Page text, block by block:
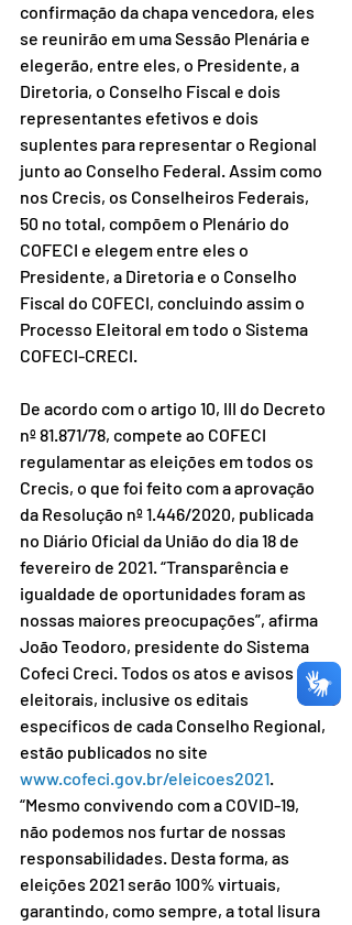
confirmação da chapa vencedora, eles
se reunirão em uma Sessão Plenária e
elegerão, entre eles, o Presidente, a
Diretoria, o Conselho Fiscal e dois
representantes efetivos e dois
suplentes para representar o Regional
junto ao Conselho Federal. Assim como
nos Crecis, os Conselheiros Federais,
50 no total, compõem o Plenário do
COFECI e elegem entre eles o
Presidente, a Diretoria e o Conselho
Fiscal do COFECI, concluindo assim o
Processo Eleitoral em todo o Sistema
COFECI-CRECI.
De acordo com o artigo 10, III do Decreto
nº 81.871/78, compete ao COFECI
regulamentar as eleições em todos os
Crecis, o que foi feito com a aprovação
da Resolução nº 1.446/2020, publicada
no Diário Oficial da União do dia 18 de
fevereiro de 2021. “Transparência e
igualdade de oportunidades foram as
nossas maiores preocupações”, afirma
João Teodoro, presidente do Sistema
Cofeci Creci. Todos os atos e avisos
eleitorais, inclusive os editais
específicos de cada Conselho Regional,
estão publicados no site
www.cofeci.gov.br/eleicoes2021.
“Mesmo convivendo com a COVID-19,
não podemos nos furtar de nossas
responsabilidades. Desta forma, as
eleições 2021 serão 100% virtuais,
garantindo, como sempre, a total lisura